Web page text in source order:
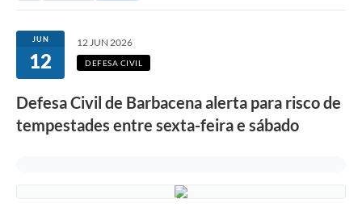
Ouvidoria
Serviços
JUN
12
12 JUN 2026
DEFESA CIVIL
Defesa Civil de Barbacena alerta para risco de
tempestades entre sexta-feira e sábado